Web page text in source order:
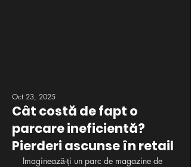
Cât costă de fapt o
parcare ineficientă?
Pierderi ascunse în retail
Oct 23, 2025
Imaginează-ți un parc de magazine de